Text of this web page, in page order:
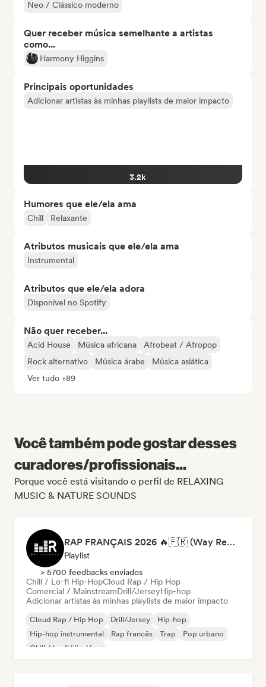
Neo / Clássico moderno
Quer receber música semelhante a artistas
como...
Harmony Higgins
Principais oportunidades
Adicionar artistas às minhas playlists de maior impacto
3.2k
Humores que ele/ela ama
Chill Relaxante
Atributos musicais que ele/ela ama
Instrumental
Atributos que ele/ela adora
Disponível no Spotify
Não quer receber...
Acid House Música africana
Afrobeat / Afropop
Rock alternativo
Música árabe
Música asiática
Ver tudo +89
Você também pode gostar desses
curadores/profissionais...
Porque você está visitando o perfil de RELAXING
MUSIC & NATURE SOUNDS
RAP FRANÇAIS 2026 🔥🇫🇷 (Way Records)
Playlist
> 5700 feedbacks enviados
Chill / Lo-fi Hip-HopCloud Rap / Hip Hop
Comercial / MainstreamDrill/JerseyHip-hop
Adicionar artistas às minhas playlists de maior impacto
Cloud Rap / Hip Hop Drill/Jersey
Hip-hop
Hip-hop instrumental
Rap francês Trap
Pop urbano
Chill / Lo-fi Hip-Hop